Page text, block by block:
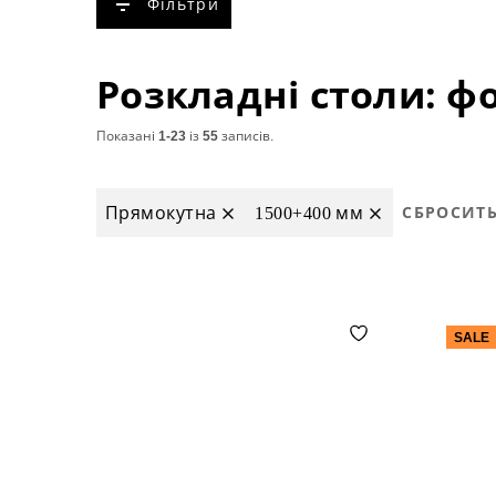
Показані 1-23 із55записів.
Прямокутна 1500+400 мм
SALE